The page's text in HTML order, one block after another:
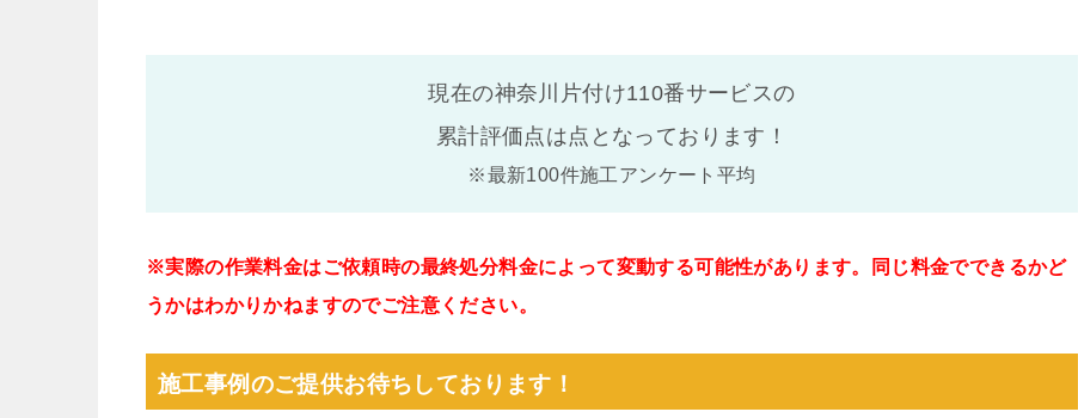
現在の神奈川片付け110番サービスの
累計評価点は点となっております！
※最新100件施工アンケート平均
※実際の作業料金はご依頼時の最終処分料金によって変動する可能性があります。同じ料金でできるかど
うかはわかりかねますのでご注意ください。
施工事例のご提供お待ちしております！